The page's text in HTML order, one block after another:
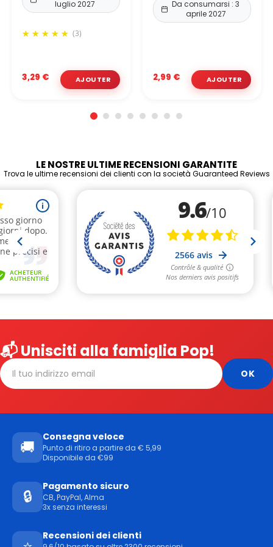
luglio 2027
(3)
3,29 €
Da consumarsi : 3
aprile 2027
2,99 €
LE NOSTRE ULTIME RECENSIONI GARANTITE
Trova le ultime recensioni dei clienti con la società Guaranteed Reviews
📬 Unisciti alla famiglia Pop!
🚚
Consegna veloce
Punto di ritiro a partire da € 5,99
Disponibile da €99
🔒
Pagamento sicuro
CB, PayPal, Alma
3x senza interessi
Recensioni dei clienti